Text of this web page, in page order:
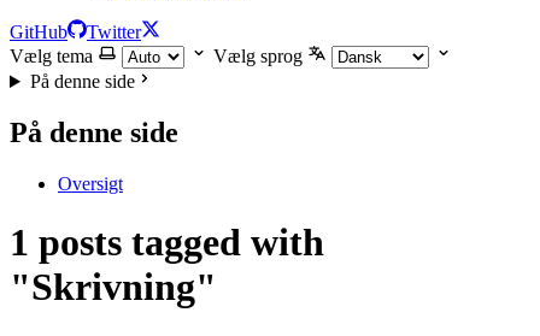
GitHub
Twitter
Vælg tema
Vælg sprog
På denne side
På denne side
Oversigt
1 posts tagged with
"Skrivning"